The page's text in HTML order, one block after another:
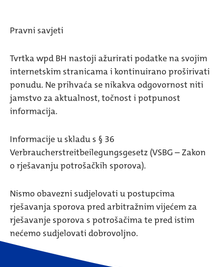
Pravni savjeti
Tvrtka wpd BH nastoji ažurirati podatke na svojim
internetskim stranicama i kontinuirano proširivati
ponudu. Ne prihvaća se nikakva odgovornost niti
jamstvo za aktualnost, točnost i potpunost
informacija.
Informacije u skladu s § 36
Verbraucherstreitbeilegungsgesetz (VSBG – Zakon
o rješavanju potrošačkih sporova).
Nismo obavezni sudjelovati u postupcima
rješavanja sporova pred arbitražnim vijećem za
rješavanje sporova s potrošačima te pred istim
nećemo sudjelovati dobrovoljno.